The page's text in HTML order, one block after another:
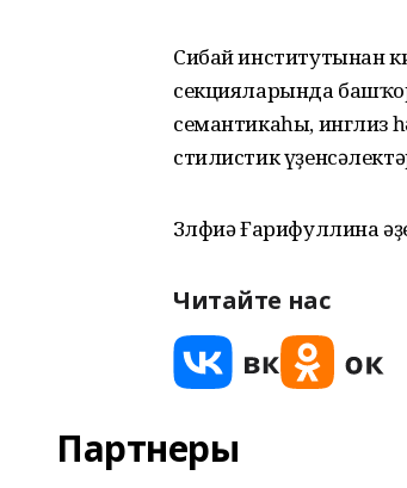
Сибай институтынан
секцияларында
семантикаһы, инглиз
стилистик
Зөлфиә Ғарифуллина
Читайте нас
Партнеры